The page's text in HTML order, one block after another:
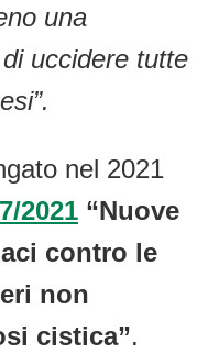
una
uccidere tutte
nel 2021
2021 “Nuove
contro le
non
cistica”.